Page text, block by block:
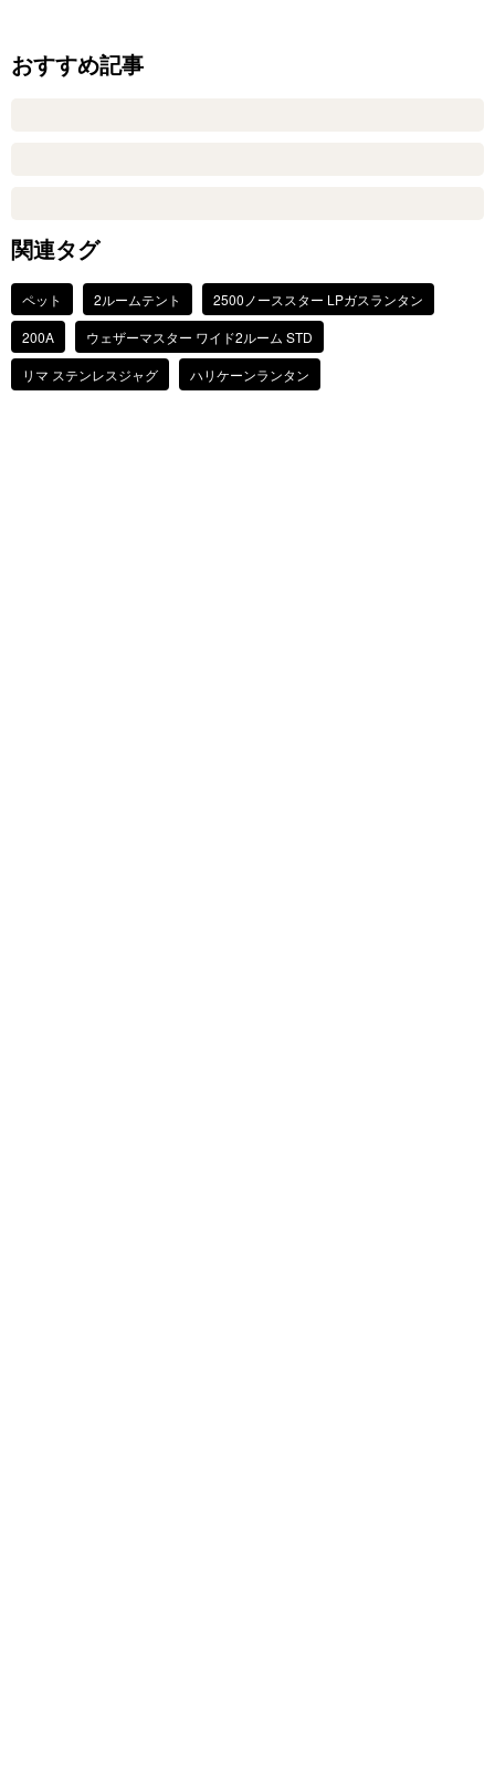
おすすめ記事
関連タグ
ペット 2ルームテント
2500ノーススター LPガスランタン
200A
ウェザーマスター ワイド2ルーム STD
リマ ステンレスジャグ
ハリケーンランタン